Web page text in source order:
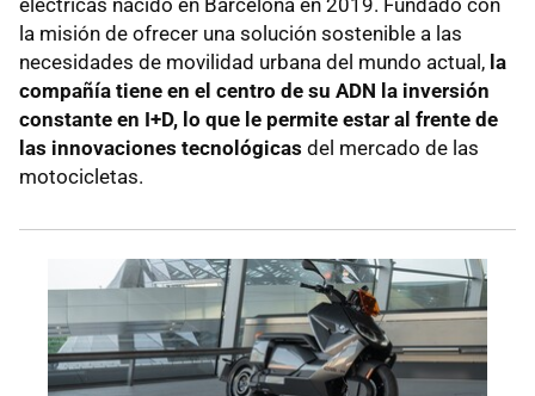
eléctricas nacido en Barcelona en 2019. Fundado con
la misión de ofrecer una solución sostenible a las
necesidades de movilidad urbana del mundo actual, la
compañía tiene en el centro de su ADN la inversión
constante en I+D, lo que le permite estar al frente de
las innovaciones tecnológicas del mercado de las
motocicletas.